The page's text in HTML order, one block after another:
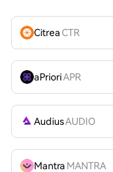
CitreaCTR
aPrioriAPR
AudiusAUDIO
Mantra MANTRA